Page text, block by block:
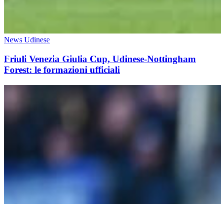
News Udinese
Friuli Venezia Giulia Cup, Udinese-Nottingham
Forest: le formazioni ufficiali